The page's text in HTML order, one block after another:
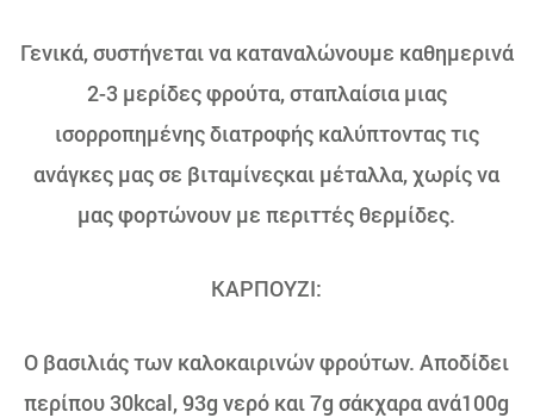
Γενικά, συστήνεται να καταναλώνουμε καθημερινά
2-3 μερίδες φρούτα, σταπλαίσια μιας
ισορροπημένης διατροφής καλύπτοντας τις
ανάγκες μας σε βιταμίνεςκαι μέταλλα, χωρίς να
μας φορτώνουν με περιττές θερμίδες.
ΚΑΡΠΟΥΖΙ:
Ο βασιλιάς των καλοκαιρινών φρούτων. Αποδίδει
περίπου 30kcal, 93g νερό και 7g σάκχαρα ανά100g